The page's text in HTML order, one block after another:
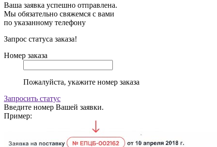
Ваша заявка успешно отправлена.
Мы обязательно свяжемся с вами
по указанному телефону
Запрос статуса заказа!
Номер заказа
Пожалуйста, укажите номер заказа
Запросить статус
Введите номер Вашей заявки.
Пример: